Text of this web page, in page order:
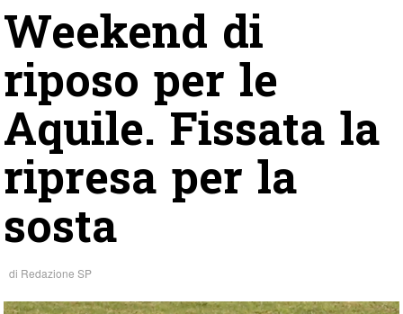
Weekend di
riposo per le
Aquile. Fissata la
ripresa per la
sosta
di Redazione SP